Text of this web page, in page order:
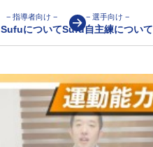
− 指導者向け −
Sufuについて
− 選手向け −
Sufu自主練について